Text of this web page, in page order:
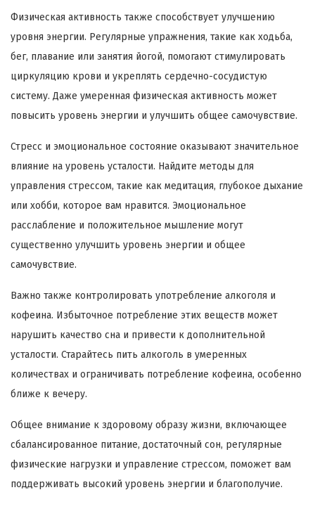
Физическая активность также способствует улучшению
уровня энергии. Регулярные упражнения, такие как ходьба,
бег, плавание или занятия йогой, помогают стимулировать
циркуляцию крови и укреплять сердечно-сосудистую
систему. Даже умеренная физическая активность может
повысить уровень энергии и улучшить общее самочувствие.
Стресс и эмоциональное состояние оказывают значительное
влияние на уровень усталости. Найдите методы для
управления стрессом, такие как медитация, глубокое дыхание
или хобби, которое вам нравится. Эмоциональное
расслабление и положительное мышление могут
существенно улучшить уровень энергии и общее
самочувствие.
Важно также контролировать употребление алкоголя и
кофеина. Избыточное потребление этих веществ может
нарушить качество сна и привести к дополнительной
усталости. Старайтесь пить алкоголь в умеренных
количествах и ограничивать потребление кофеина, особенно
ближе к вечеру.
Общее внимание к здоровому образу жизни, включающее
сбалансированное питание, достаточный сон, регулярные
физические нагрузки и управление стрессом, поможет вам
поддерживать высокий уровень энергии и благополучие.